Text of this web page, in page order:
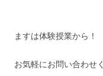
ますは体験授業から！
お気軽にお問い合わせ